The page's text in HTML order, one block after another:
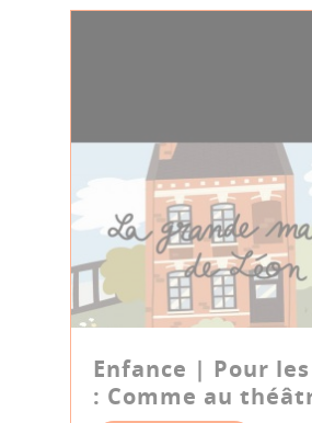
Enfance | Pour les
: Comme au